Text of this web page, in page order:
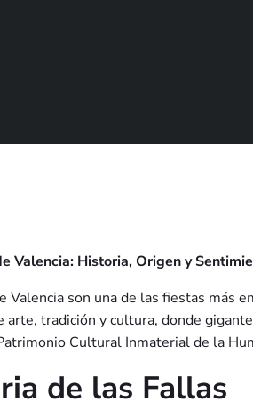
Valencia: Historia, Origen y
Valencia son una de las fiestas más
arte, tradición y cultura, donde
Cultural Inmaterial de la
de las Fallas